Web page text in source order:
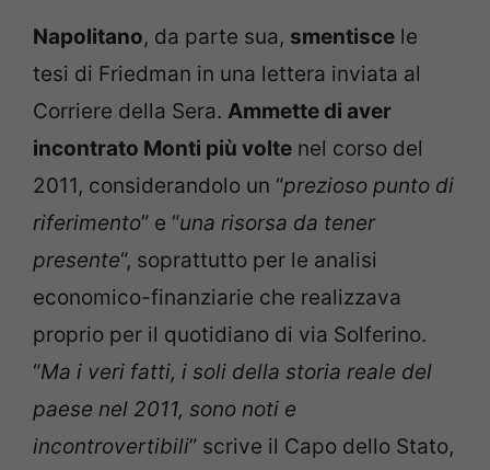
Napolitano, da parte sua, smentisce le
tesi di Friedman in una lettera inviata al
Corriere della Sera. Ammette di aver
incontrato Monti più volte nel corso del
2011, considerandolo un “prezioso punto di
riferimento” e “una risorsa da tener
presente“, soprattutto per le analisi
economico-finanziarie che realizzava
proprio per il quotidiano di via Solferino.
“Ma i veri fatti, i soli della storia reale del
paese nel 2011, sono noti e
incontrovertibili” scrive il Capo dello Stato,